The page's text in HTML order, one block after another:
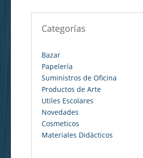
Categorías
Bazar
Papelería
Suministros de Oficina
Productos de Arte
Utiles Escolares
Novedades
Cosmeticos
Materiales Didácticos